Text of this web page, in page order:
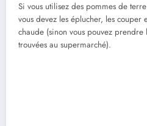
Si vous utilisez des pommes de
vous devez les éplucher, les couper
chaude (sinon vous pouvez prendre
trouvées au supermarché).